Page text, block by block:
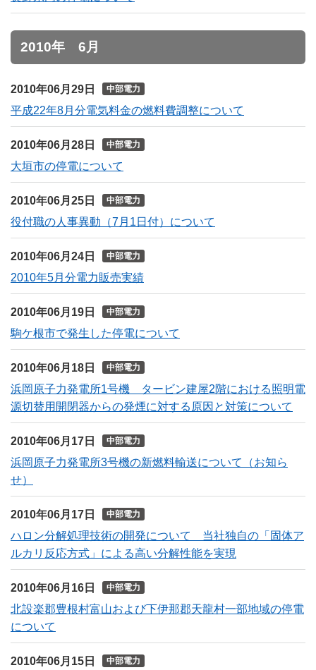
2010年 6月
2010年06月29日 中部電力
平成22年8月分電気料金の燃料費調整について
2010年06月28日 中部電力
大垣市の停電について
2010年06月25日 中部電力
役付職の人事異動（7月1日付）について
2010年06月24日 中部電力
2010年5月分電力販売実績
2010年06月19日 中部電力
駒ケ根市で発生した停電について
2010年06月18日 中部電力
浜岡原子力発電所1号機 タービン建屋2階における照明電
源切替用開閉器からの発煙に対する原因と対策について
2010年06月17日 中部電力
浜岡原子力発電所3号機の新燃料輸送について（お知ら
せ）
2010年06月17日 中部電力
ハロン分解処理技術の開発について 当社独自の「固体ア
ルカリ反応方式」による高い分解性能を実現
2010年06月16日 中部電力
北設楽郡豊根村富山および下伊那郡天龍村一部地域の停電
について
2010年06月15日 中部電力